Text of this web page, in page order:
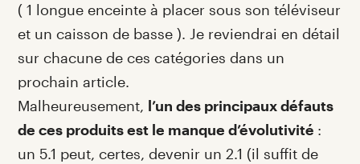
( 1 longue enceinte à placer sous son téléviseur
et un caisson de basse ). Je reviendrai en détail
sur chacune de ces catégories dans un
prochain article.
Malheureusement, l’un des principaux défauts
de ces produits est le manque d’évolutivité :
un 5.1 peut, certes, devenir un 2.1 (il suffit de